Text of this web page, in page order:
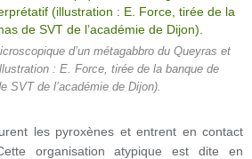
d’un métagabbro du Queyras et
: E. Force, tirée de la banque de
SVT de l’académie de Dijon).
les pyroxènes et entrent en contact
organisation atypique est dite en